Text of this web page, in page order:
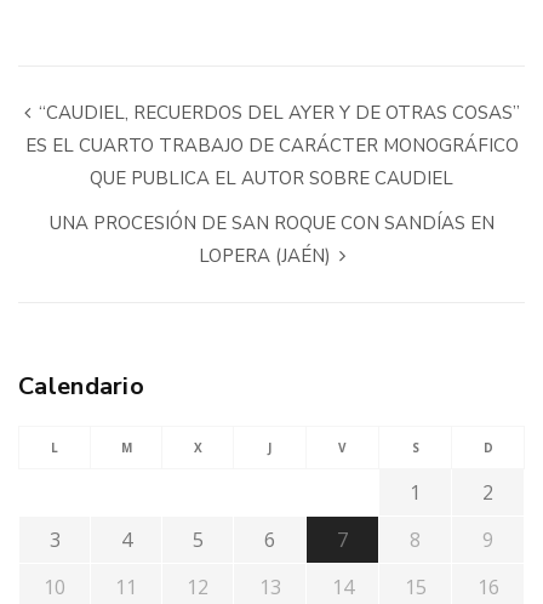
“CAUDIEL, RECUERDOS DEL AYER Y DE OTRAS COSAS”
ES EL CUARTO TRABAJO DE CARÁCTER MONOGRÁFICO
QUE PUBLICA EL AUTOR SOBRE CAUDIEL
UNA PROCESIÓN DE SAN ROQUE CON SANDÍAS EN
LOPERA (JAÉN)
Calendario
L M X J V S D
1
2
3
4 5 6 7 8
9
10
11 12 13 14 15
16